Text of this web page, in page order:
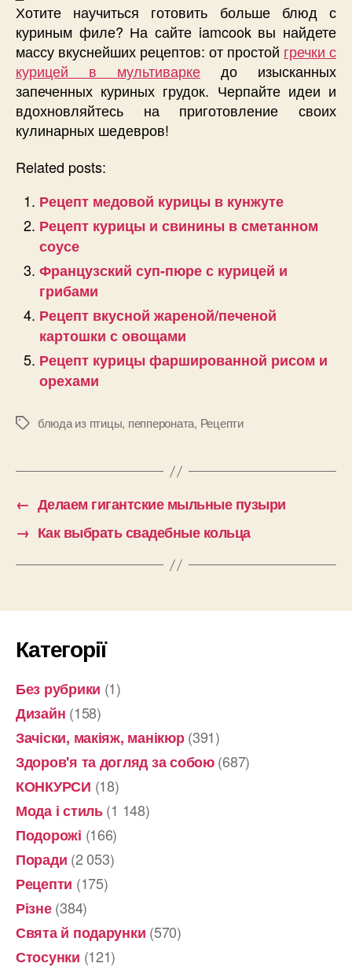
Хотите научиться готовить больше блюд с
куриным филе? На сайте iamcook вы найдете
массу вкуснейших рецептов: от простой гречки с
курицей в мультиварке до изысканных
запеченных куриных грудок. Черпайте идеи и
вдохновляйтесь на приготовление своих
кулинарных шедевров!
Related posts:
Рецепт медовой курицы в кунжуте
Рецепт курицы и свинины в сметанном
соусе
Французский суп-пюре с курицей и
грибами
Рецепт вкусной жареной/печеной
картошки с овощами
Рецепт курицы фаршированной рисом и
орехами
Позначкиблюда из птицы, пеппероната, Рецепти
← Делаем гигантские мыльные пузыри
→ Как выбрать свадебные кольца
Категорії
Без рубрики (1)
Дизайн (158)
Зачіски, макіяж, манікюр(391)
Здоров'я та догляд за собою(687)
КОНКУРСИ (18)
Мода і стиль(1 148)
Подорожі (166)
Поради (2 053)
Рецепти (175)
Різне(384)
Свята й подарунки (570)
Стосунки (121)